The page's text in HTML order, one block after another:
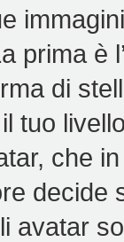
prima è
di
tuo
che
avatar